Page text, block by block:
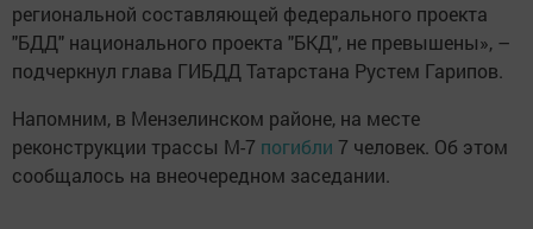
региональной составляющей федерального проекта
"БДД" национального проекта "БКД", не превышены», –
подчеркнул глава ГИБДД Татарстана Рустем Гарипов.
Напомним, в Мензелинском районе, на месте
реконструкции трассы М-7 погибли 7 человек. Об этом
сообщалось на внеочередном заседании.